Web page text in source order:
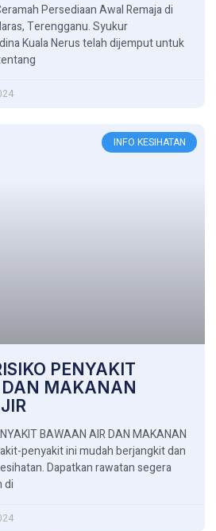
Persediaan Awal Remaja di
Terengganu. Syukur
Kuala Nerus telah dijemput untuk
INFO KESIHATAN
PENYAKIT
MAKANAN
BAWAAN AIR DAN MAKANAN
penyakit ini mudah berjangkit dan
Dapatkan rawatan segera
di